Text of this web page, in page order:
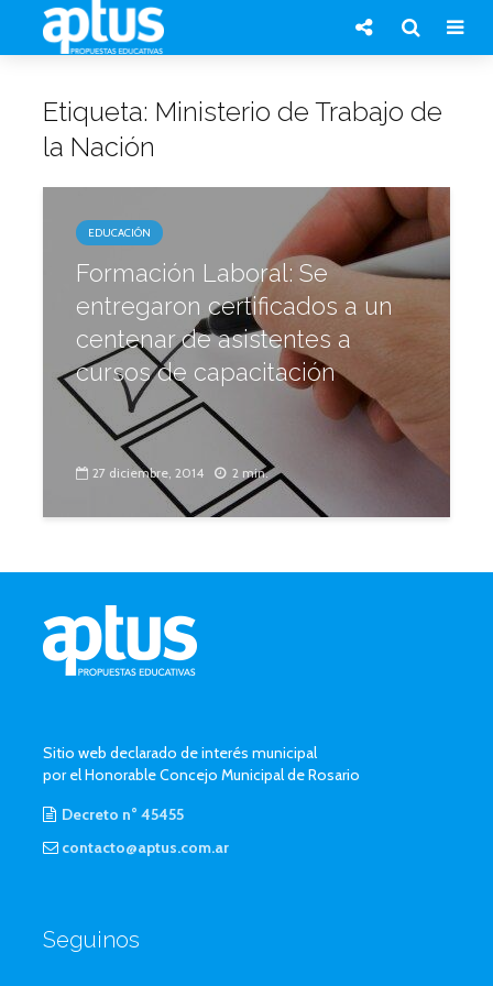
Etiqueta: Ministerio de Trabajo de
la Nación
EDUCACIÓN
Formación Laboral: Se
entregaron certificados a un
centenar de asistentes a
cursos de capacitación
27 diciembre, 2014 2 min.
Sitio web declarado de interés municipal
por el Honorable Concejo Municipal de Rosario
Decreto n° 45455
contacto@aptus.com.ar
Seguinos